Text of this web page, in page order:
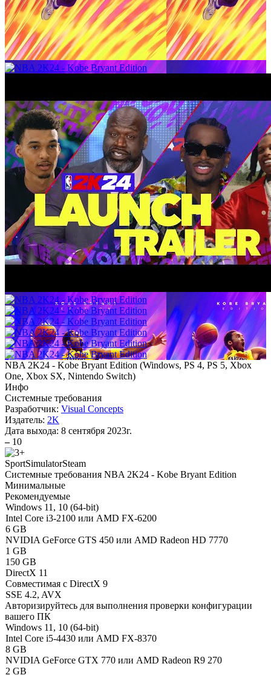
NBA 2K24 - Kobe Bryant Edition (Windows, PS 4, PS 5, Xbox
One, Xbox SX, Nintendo Switch)
Инфо
Системные требования
Разработчик: Visual Concepts
Издатель: 2K
Дата выхода: 8 сентября 2023г.
– 10
SportSimulatorSteam
Системные требования NBA 2K24 - Kobe Bryant Edition
Минимальные
Рекомендуемые
Windows 11, 10 (64-bit)
Intel Core i3-2100 или AMD FX-6200
6 GB
NVIDIA GeForce GTS 450 или AMD Radeon HD 7770
1 GB
150 GB
DirectX 11
Совместимая с DirectX 9
SSE 4.2, AVX
Авторизируйтесь для выполнения проверки конфигурации
вашего ПК
Windows 11, 10 (64-bit)
Intel Core i5-4430 или AMD FX-8370
8 GB
NVIDIA GeForce GTX 770 или AMD Radeon R9 270
2 GB